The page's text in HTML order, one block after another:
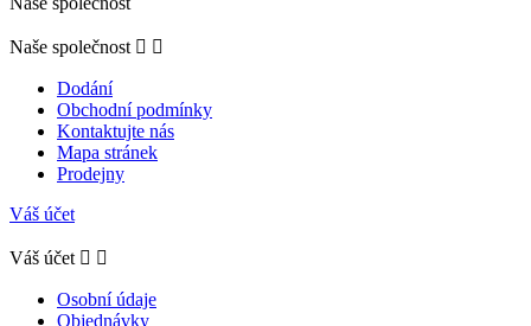
Naše společnost  
Dodání
Obchodní podmínky
Kontaktujte nás
Mapa stránek
Prodejny
Váš účet
Váš účet  
Osobní údaje
Objednávky